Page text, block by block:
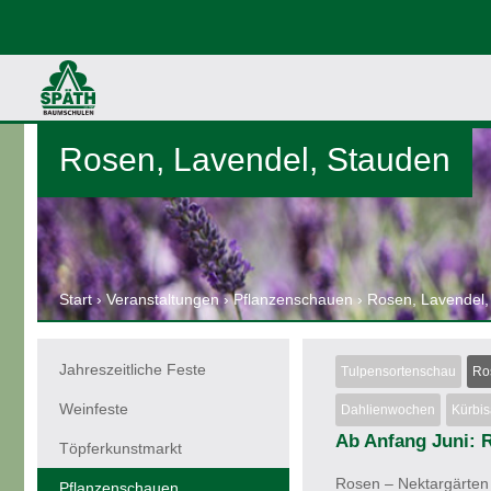
Rosen, Lavendel, Stauden
Start› Veranstaltungen›Pflanzenschauen › Rosen,
Jahreszeitliche Feste
Weinfeste
Töpferkunstmarkt
Tulpensortenschau
Dahlienwochen
Ab Anfang Juni:
Rosen –